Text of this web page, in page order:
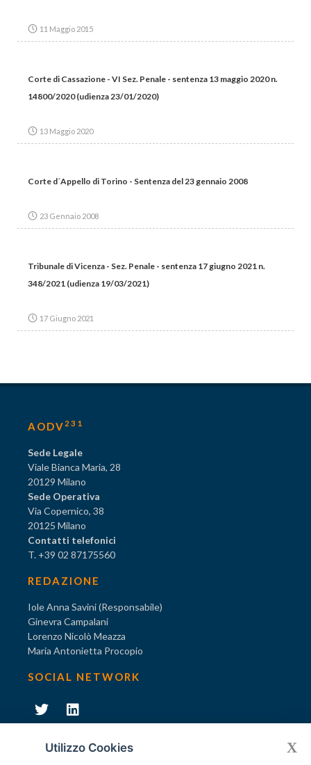
11 Maggio 2015
Corte di Cassazione - VI Sez. Penale - sentenza 13 maggio 2020 n.
14800/2020 (udienza 23/01/2020)
13 Maggio 2020
Corte d´Appello di Torino - Sentenza del 23 gennaio 2008
23 Gennaio 2008
Tribunale di Vicenza - Sez. Penale - sentenza 17 giugno 2021 n.
348/2021 (udienza 19/03/2021)
17 Giugno 2021
AODV 231
Sede Legale
Viale Bianca Maria, 28
20129 Milano
Sede Operativa
Via Copernico, 38
20125 Milano
Contatti telefonici
T. +39 02 87175560
REDAZIONE
Iole Anna Savini (Responsabile)
Ginevra Campalani
Lorenzo Nicolò Meazza
Maria Antonietta Procopio
SOCIAL NETWORK
Diventa socio di AODV
Utilizzo Cookies X